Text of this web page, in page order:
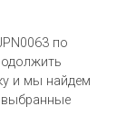
по
и мы найдем